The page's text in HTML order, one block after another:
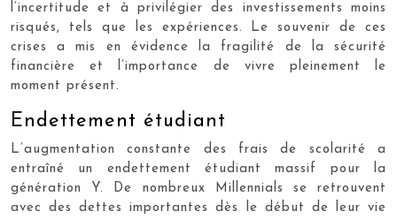
l’incertitude et à privilégier des investissements moins
risqués, tels que les expériences. Le souvenir de ces
crises a mis en évidence la fragilité de la sécurité
financière et l’importance de vivre pleinement le
moment présent.
Endettement étudiant
L’augmentation constante des frais de scolarité a
entraîné un endettement étudiant massif pour la
génération Y. De nombreux Millennials se retrouvent
avec des dettes importantes dès le début de leur vie